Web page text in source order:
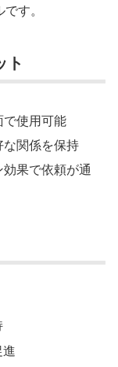
す。
ト
使用可能
関係を保持
果で依頼が通